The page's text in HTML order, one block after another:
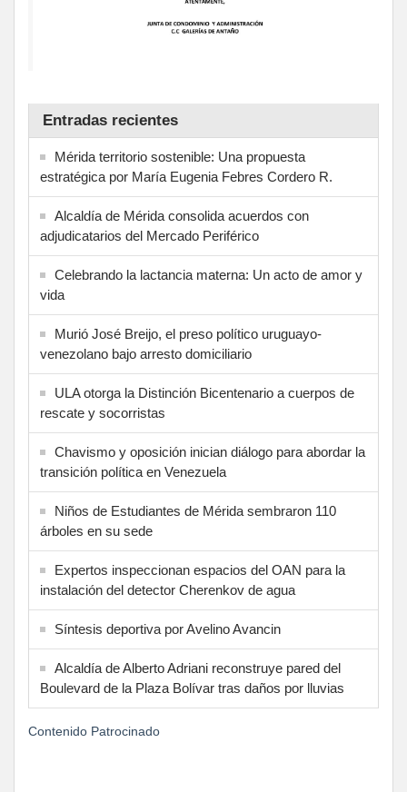
Entradas recientes
Mérida territorio sostenible: Una propuesta
estratégica por María Eugenia Febres Cordero R.
Alcaldía de Mérida consolida acuerdos con
adjudicatarios del Mercado Periférico
Celebrando la lactancia materna: Un acto de amor y
vida
Murió José Breijo, el preso político uruguayo-
venezolano bajo arresto domiciliario
ULA otorga la Distinción Bicentenario a cuerpos de
rescate y socorristas
Chavismo y oposición inician diálogo para abordar la
transición política en Venezuela
Niños de Estudiantes de Mérida sembraron 110
árboles en su sede
Expertos inspeccionan espacios del OAN para la
instalación del detector Cherenkov de agua
Síntesis deportiva por Avelino Avancin
Alcaldía de Alberto Adriani reconstruye pared del
Boulevard de la Plaza Bolívar tras daños por lluvias
Contenido Patrocinado